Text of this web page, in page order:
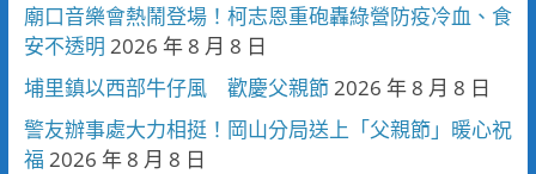
廟口音樂會熱鬧登場！柯志恩重砲轟綠營防疫冷血、食
安不透明 2026 年 8 月 8 日
埔里鎮以西部牛仔風 歡慶父親節 2026 年 8 月 8 日
警友辦事處大力相挺！岡山分局送上「父親節」暖心祝
福 2026 年 8 月 8 日